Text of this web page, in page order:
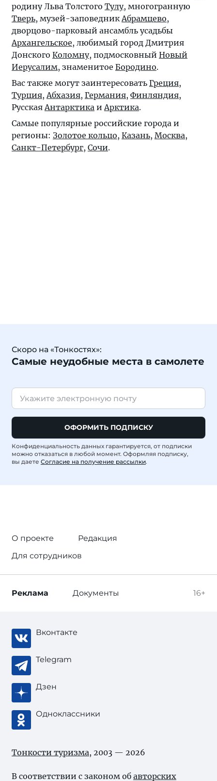
родину Льва Толстого Тулу, многогранную
Тверь, музей-заповедникАбрамцево,
дворцово-парковый ансамбль усадьбы
Архангельское, любимый город Дмитрия
Донского Коломну, подмосковный Новый
Иерусалим, знаменитое Бородино.
Вас также могут заинтересовать Греция,
Турция,Абхазия, Германия, Финляндия,
РусскаяАнтарктика иАрктика.
Самые популярные российские города и
регионы: Золотое кольцо, Казань, Москва,
Санкт-Петербург, Сочи.
Скоро на «Тонкостях»:
Самые неудобные места в самолете
ОФОРМИТЬ ПОДПИСКУ
Конфиденциальность данных гарантируется, от подписки
можно отказаться в любой момент. Оформляя подписку,
вы даете Согласие на получение рассылки.
О проекте
Редакция
Для сотрудников
16+
Реклама Документы
Вконтакте
Telegram
Дзен
Одноклассники
Тонкости туризма, 2003 — 2026
В соответствии с законом об авторских